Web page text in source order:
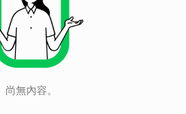
尚無內容。